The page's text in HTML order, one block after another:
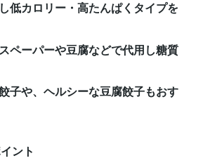
低カロリー・高たんぱくタイプを
ペーパーや豆腐などで代用し糖質
子や、ヘルシーな豆腐餃子もおす
ント